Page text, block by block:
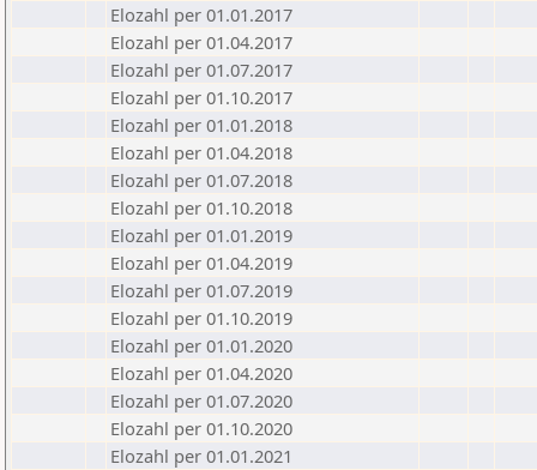
Elozahl per 01.01.2017
Elozahl per 01.04.2017
Elozahl per 01.07.2017
Elozahl per 01.10.2017
Elozahl per 01.01.2018
Elozahl per 01.04.2018
Elozahl per 01.07.2018
Elozahl per 01.10.2018
Elozahl per 01.01.2019
Elozahl per 01.04.2019
Elozahl per 01.07.2019
Elozahl per 01.10.2019
Elozahl per 01.01.2020
Elozahl per 01.04.2020
Elozahl per 01.07.2020
Elozahl per 01.10.2020
Elozahl per 01.01.2021